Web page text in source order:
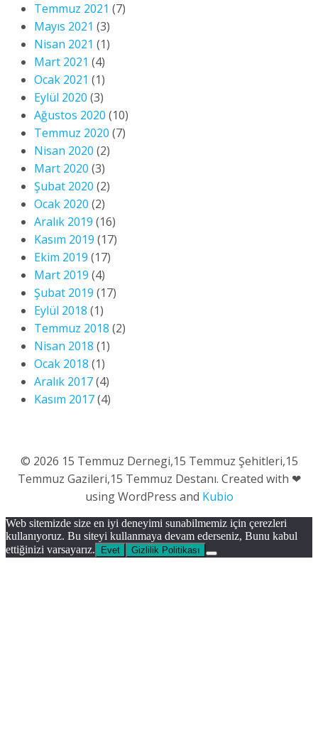
Temmuz 2021 (7)
Mayıs 2021 (3)
Nisan 2021 (1)
Mart 2021 (4)
Ocak 2021 (1)
Eylül 2020 (3)
Ağustos 2020 (10)
Temmuz 2020 (7)
Nisan 2020 (2)
Mart 2020 (3)
Şubat 2020 (2)
Ocak 2020 (2)
Aralık 2019 (16)
Kasım 2019 (17)
Ekim 2019 (17)
Mart 2019 (4)
Şubat 2019 (17)
Eylül 2018 (1)
Temmuz 2018 (2)
Nisan 2018 (1)
Ocak 2018 (1)
Aralık 2017(4)
Kasım 2017(4)
© 2026 15 Temmuz Dernegi,15 Temmuz Şehitleri,15
Temmuz Gazileri,15 Temmuz Destanı. Created with ❤
using WordPress and Kubio
Web sitemizde size en iyi deneyimi sunabilmemiz için çerezleri
kullanıyoruz. Bu siteyi kullanmaya devam ederseniz, Bunu kabul
ettiğinizi varsayarız.
Evet Gizlilik Politikası